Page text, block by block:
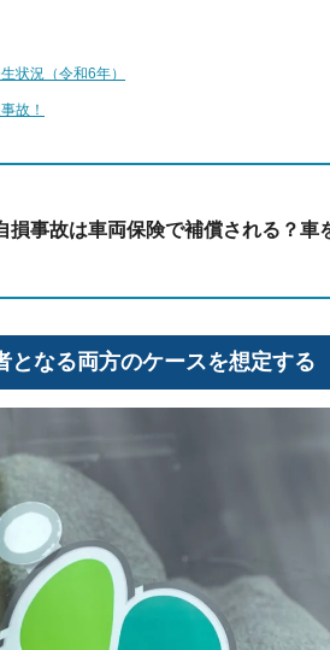
状況（令和6年）
故！
損事故は車両保険で補償される？車
となる両方のケースを想定する